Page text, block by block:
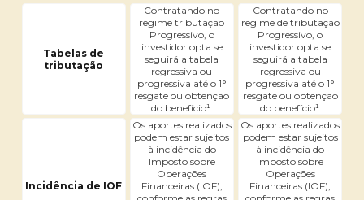
Tabelas de
tributação
Contratando no
regime tributação
Progressivo, o
investidor opta se
seguirá a tabela
regressiva ou
progressiva até o 1°
resgate ou obtenção
do benefício¹
Contratando no
regime de tributação
Progressivo, o
investidor opta se
seguirá a tabela
regressiva ou
progressiva até o 1°
resgate ou obtenção
do benefício¹
Incidência de IOF
Os aportes realizados
podem estar sujeitos
à incidência do
Imposto sobre
Operações
Financeiras (IOF),
Os aportes realizados
podem estar sujeitos
à incidência do
Imposto sobre
Operações
Financeiras (IOF),